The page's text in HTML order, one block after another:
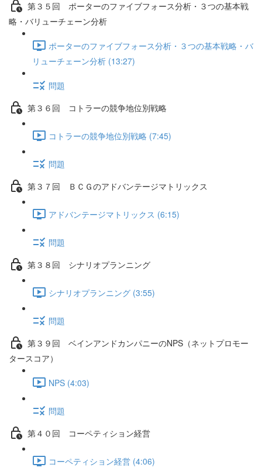
第３５回 ポーターのファイブフォース分析・３つの基本戦
略・バリューチェーン分析
ポーターのファイブフォース分析・３つの基本戦略・バ
リューチェーン分析 (13:27)
問題
第３６回 コトラーの競争地位別戦略
コトラーの競争地位別戦略 (7:45)
問題
第３７回 ＢＣＧのアドバンテージマトリックス
アドバンテージマトリックス (6:15)
問題
第３８回 シナリオプランニング
シナリオプランニング (3:55)
問題
第３９回 ベインアンドカンパニーのNPS（ネットプロモー
タースコア）
NPS (4:03)
問題
第４０回 コーペティション経営
コーペティション経営 (4:06)